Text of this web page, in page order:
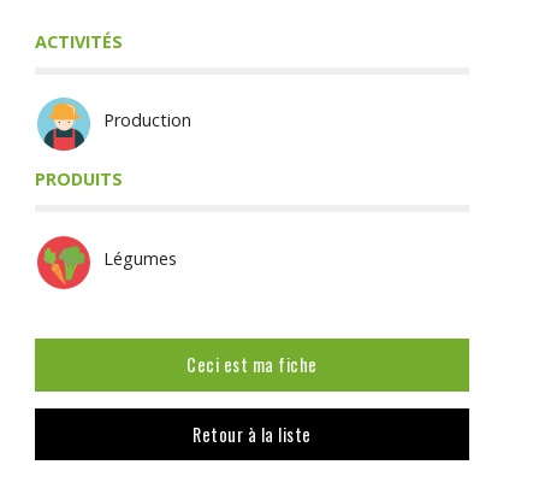
ACTIVITÉS
Production
PRODUITS
Légumes
Ceci est ma fiche
Retour à la liste